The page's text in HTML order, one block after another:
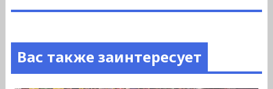
Вас также заинтересует